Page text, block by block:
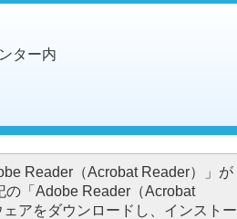
ター内
Reader（Acrobat Reader）」が
の「Adobe Reader（Acrobat
アをダウンロードし、インストー